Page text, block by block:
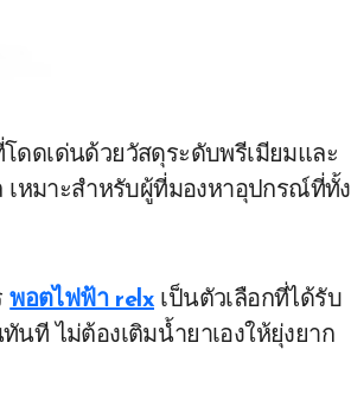
ดดเด่นด้วยวัสดุระดับพรีเมียมและ
หมาะสำหรับผู้ที่มองหาอุปกรณ์ที่ทั้ง
พอตไฟฟ้า relx เป็นตัวเลือกที่ได้รับ
นที ไม่ต้องเติมน้ำยาเองให้ยุ่งยาก